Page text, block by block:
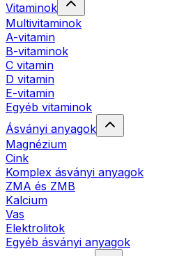
Vitaminok
Multivitaminok
A-vitamin
B-vitaminok
C vitamin
D vitamin
E-vitamin
Egyéb vitaminok
Ásványi anyagok
Magnézium
Cink
Komplex ásványi anyagok
ZMA és ZMB
Kalcium
Vas
Elektrolitok
Egyéb ásványi anyagok